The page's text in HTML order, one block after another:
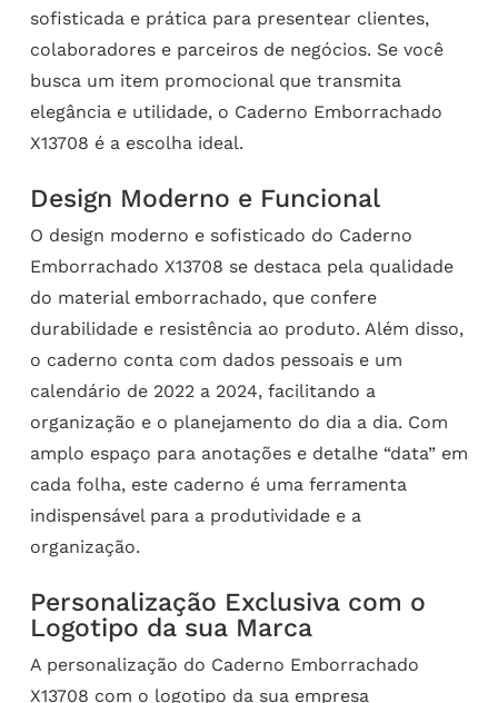
sofisticada e prática para presentear clientes,
colaboradores e parceiros de negócios. Se você
busca um item promocional que transmita
elegância e utilidade, o Caderno Emborrachado
X13708 é a escolha ideal.
Design Moderno e Funcional
O design moderno e sofisticado do Caderno
Emborrachado X13708 se destaca pela qualidade
do material emborrachado, que confere
durabilidade e resistência ao produto. Além disso,
o caderno conta com dados pessoais e um
calendário de 2022 a 2024, facilitando a
organização e o planejamento do dia a dia. Com
amplo espaço para anotações e detalhe “data” em
cada folha, este caderno é uma ferramenta
indispensável para a produtividade e a
organização.
Personalização Exclusiva com o
Logotipo da sua Marca
A personalização do Caderno Emborrachado
X13708 com o logotipo da sua empresa